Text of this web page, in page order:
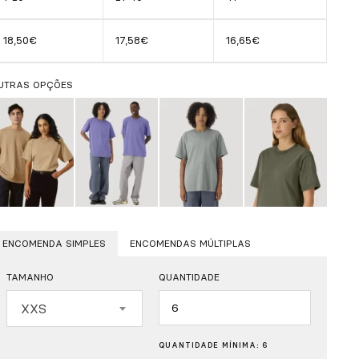
18,50€ 17,58€ 16,65€
OPÇÕES
ENCOMENDA SIMPLES ENCOMENDAS MÚLTIPLAS
TAMANHO
XXS
QUANTIDADE
QUANTIDADE MÍNIMA: 6